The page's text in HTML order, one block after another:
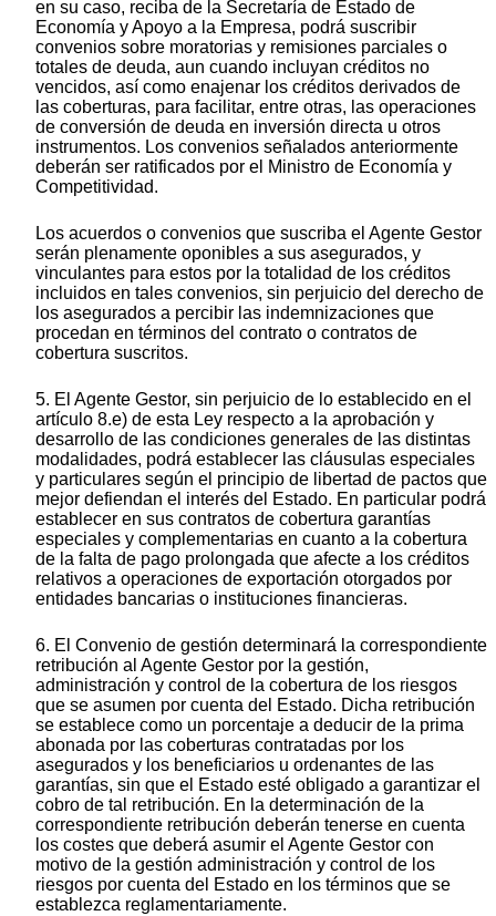
en su caso, reciba de la Secretaría de Estado de
Economía y Apoyo a la Empresa, podrá suscribir
convenios sobre moratorias y remisiones parciales o
totales de deuda, aun cuando incluyan créditos no
vencidos, así como enajenar los créditos derivados de
las coberturas, para facilitar, entre otras, las operaciones
de conversión de deuda en inversión directa u otros
instrumentos. Los convenios señalados anteriormente
deberán ser ratificados por el Ministro de Economía y
Competitividad.
Los acuerdos o convenios que suscriba el Agente Gestor
serán plenamente oponibles a sus asegurados, y
vinculantes para estos por la totalidad de los créditos
incluidos en tales convenios, sin perjuicio del derecho de
los asegurados a percibir las indemnizaciones que
procedan en términos del contrato o contratos de
cobertura suscritos.
5. El Agente Gestor, sin perjuicio de lo establecido en el
artículo 8.e) de esta Ley respecto a la aprobación y
desarrollo de las condiciones generales de las distintas
modalidades, podrá establecer las cláusulas especiales
y particulares según el principio de libertad de pactos que
mejor defiendan el interés del Estado. En particular podrá
establecer en sus contratos de cobertura garantías
especiales y complementarias en cuanto a la cobertura
de la falta de pago prolongada que afecte a los créditos
relativos a operaciones de exportación otorgados por
entidades bancarias o instituciones financieras.
6. El Convenio de gestión determinará la correspondiente
retribución al Agente Gestor por la gestión,
administración y control de la cobertura de los riesgos
que se asumen por cuenta del Estado. Dicha retribución
se establece como un porcentaje a deducir de la prima
abonada por las coberturas contratadas por los
asegurados y los beneficiarios u ordenantes de las
garantías, sin que el Estado esté obligado a garantizar el
cobro de tal retribución. En la determinación de la
correspondiente retribución deberán tenerse en cuenta
los costes que deberá asumir el Agente Gestor con
motivo de la gestión administración y control de los
riesgos por cuenta del Estado en los términos que se
establezca reglamentariamente.